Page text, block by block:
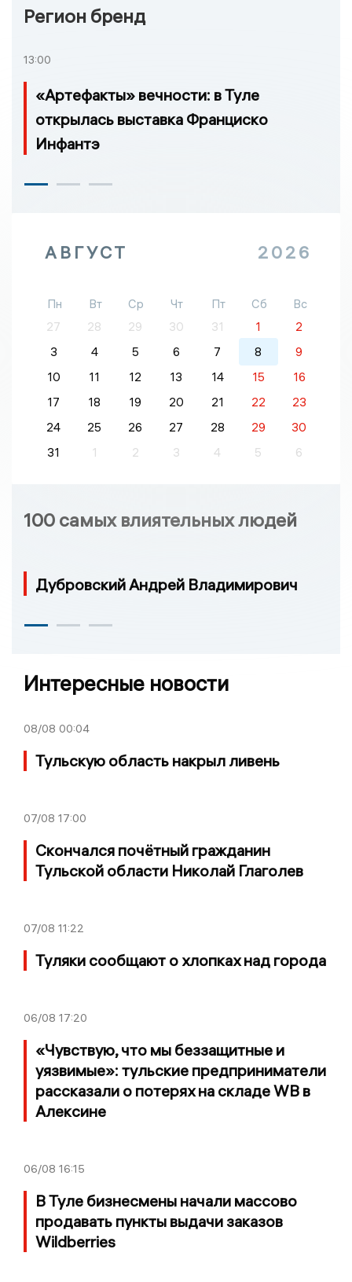
Регион бренд
13:00
«Артефакты» вечности: в Туле
открылась выставка Франциско
Инфантэ
АВГУСТ 2026
Пн Вт Ср Чт Пт Сб
Вс
27
28 29 30 31 1
2
3
4 5 6 7 8
9
10
11 12 13 14 15
16
17
18 19 20 21 22
23
24
25 26 27 28 29
30
31
1 2 3 4 5 6
100 самых влиятельных людей
Дубровский Андрей Владимирович
Интересные новости
08/08 00:04
Тульскую область накрыл ливень
07/08 17:00
Скончался почётный гражданин
Тульской области Николай Глаголев
07/08 11:22
Туляки сообщают о хлопках над города
06/08 17:20
«Чувствую, что мы беззащитные и
уязвимые»: тульские предприниматели
рассказали о потерях на складе WB в
Алексине
06/08 16:15
В Туле бизнесмены начали массово
продавать пункты выдачи заказов
Wildberries